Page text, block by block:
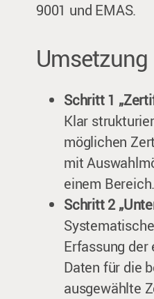
9001 und EMAS.
Umsetzung
Schritt 1
Klar
möglichen
mit
einem Bereich.
Schritt 2
Erfassung
Daten für die
ausgewählte